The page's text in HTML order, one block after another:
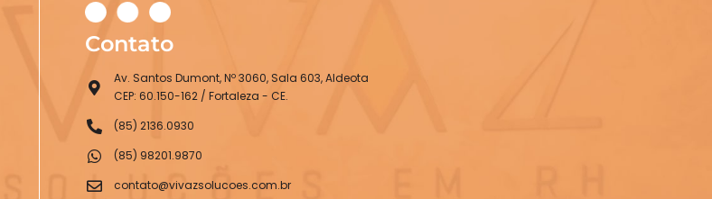
Contato
Av. Santos Dumont, Nº 3060, Sala 603, Aldeota
CEP: 60.150-162 / Fortaleza - CE.
(85) 2136.0930
(85) 98201.9870
contato@vivazsolucoes.com.br